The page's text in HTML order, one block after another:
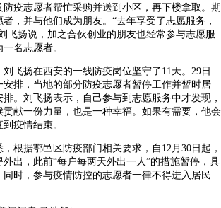
疫志愿者帮忙采购并送到小区，再下楼拿取。期
，并与他们成为朋友。“去年享受了志愿服务，
飞扬说，加之合伙创业的朋友也经常参与志愿服
名志愿者。
飞扬在西安的一线防疫岗位坚守了11天。29日
安排，当地的部分防疫志愿者暂停工作并暂时居
。刘飞扬表示，自己参与到志愿服务中才发现，
献一份力量，也是一种幸福。如果有需要，他会
疫情结束。
据鄠邑区防疫部门相关要求，自12月30日起，
出，此前“每户每两天外出一人”的措施暂停，具
时，参与疫情防控的志愿者一律不得进入居民